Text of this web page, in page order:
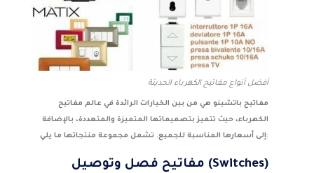
أفضل أنواع مفاتيح الكهرباء الحديثة
مفاتيح باتشينو هي من بين الخيارات الرائدة في عالم مفاتيح
الكهرباء، حيث تتميز بتصميماتها المتميزة والمتعددة، بالإضافة
إلى أسعارها المناسبة للجميع. تشمل مجموعة منتجاتها ما يلي:
مفاتيح فصل وتوصيل (Switches)